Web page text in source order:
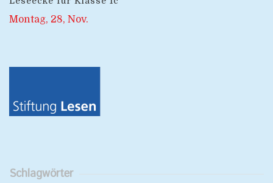
Montag, 28, Nov.
Schlagwörter